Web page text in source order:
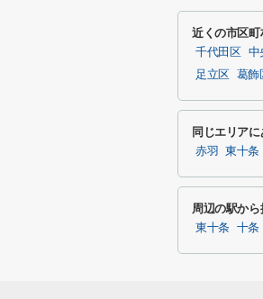
近くの市区
千代田区 中
足立区
葛飾
同じエリア
赤羽 東十条
周辺の駅から
東十条 十条